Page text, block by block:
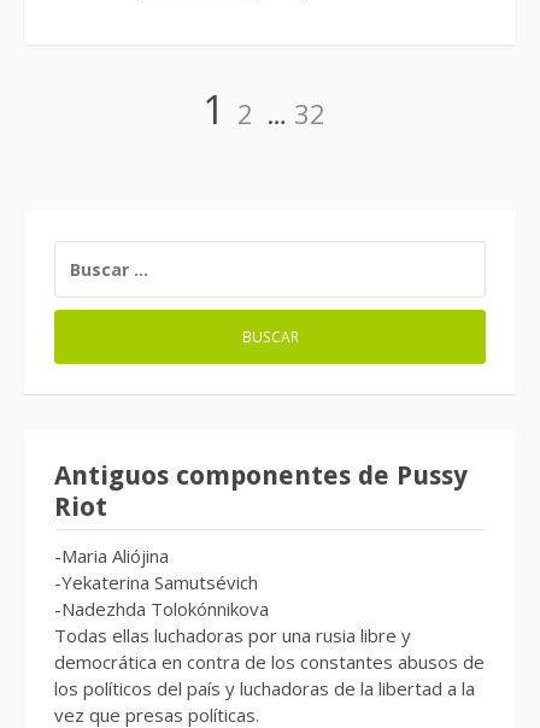
Página
1 Página
2 … Página
32
Antiguos componentes de Pussy
Riot
-Maria Aliójina
-Yekaterina Samutsévich
-Nadezhda Tolokónnikova
Todas ellas luchadoras por una rusia libre y
democrática en contra de los constantes abusos de
los políticos del país y luchadoras de la libertad a la
vez que presas políticas.